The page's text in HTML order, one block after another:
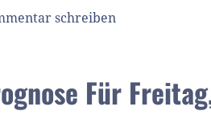
schreiben
Für